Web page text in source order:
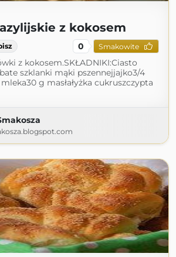
z kokosem
0 Smakowite
z kokosem.SKŁADNIKI:Ciasto
szklanki mąki pszennejjajko3/4
g masłałyżka cukruszczypta